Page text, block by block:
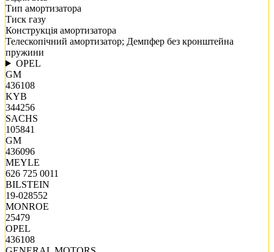
Тип амортизатора
Тиск газу
Конструкція амортизатора
Телескопічний амортизатор; Демпфер без кронштейна
пружини
OPEL
GM
436108
KYB
344256
SACHS
105841
GM
436096
MEYLE
626 725 0011
BILSTEIN
19-028552
MONROE
25479
OPEL
436108